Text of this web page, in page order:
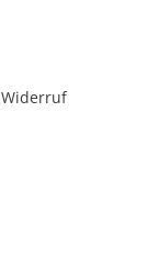
Widerruf